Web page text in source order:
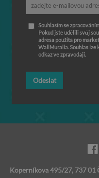
Souhlasím se
Pokud jste udělili svůj
adresa použita pro
WallMuralia. Souhlas
odkaz ve zpravodaji.
Odeslat
Koperníkova 495/27, 737 01